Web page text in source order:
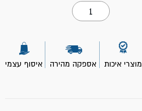
כמות
של
מקדח
לפטישון
4
מוצרי איכות אספקה מהירה איסוף עצמי